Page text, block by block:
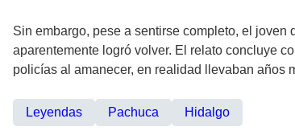
Sin embargo, pese a sentirse completo, el joven
aparentemente logró volver. El relato concluye
policías al amanecer, en realidad llevaban años
Leyendas Pachuca Hidalgo